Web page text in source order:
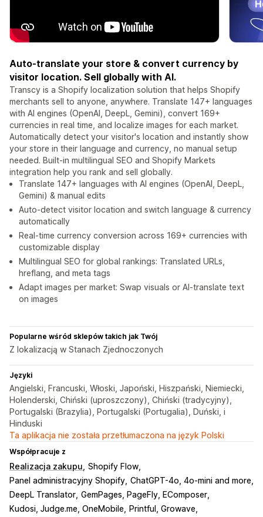
Auto-translate your store & convert currency by
visitor location. Sell globally with AI.
Transcy is a Shopify localization solution that helps Shopify
merchants sell to anyone, anywhere. Translate 147+ languages
with AI engines (OpenAI, DeepL, Gemini), convert 169+
currencies in real time, and localize images for each market.
Automatically detect your visitor's location and instantly show
your store in their language and currency, no manual setup
needed. Built-in multilingual SEO and Shopify Markets
integration help you rank and sell globally.
Translate 147+ languages with AI engines (OpenAI, DeepL,
Gemini) & manual edits
Auto-detect visitor location and switch language & currency
automatically
Real-time currency conversion across 169+ currencies with
customizable display
Multilingual SEO for global rankings: Translated URLs,
hreflang, and meta tags
Adapt images per market: Swap visuals or AI-translate text
on images
Popularne wśród sklepów takich jak Twój
Z lokalizacją w Stanach Zjednoczonych
Języki
Angielski, Francuski, Włoski, Japoński, Hiszpański, Niemiecki,
Holenderski, Chiński (uproszczony), Chiński (tradycyjny),
Portugalski (Brazylia), Portugalski (Portugalia), Duński, i
Hinduski
Ta aplikacja nie została przetłumaczona na język Polski
Współpracuje z
Realizacja zakupu Shopify Flow
Panel administracyjny Shopify ChatGPT-4o, 4o-mini and more
DeepL Translator GemPages, PageFly, EComposer
Kudosi, Judge.me, OneMobile
Printful, Growave